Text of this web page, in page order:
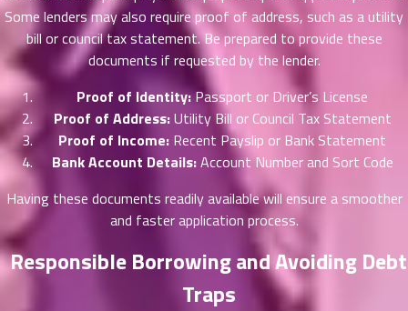
Some lenders may also require proof of address, such as a utility
bill or council tax statement. Be prepared to provide these
documents if requested by the lender.
Proof of Identity:Passport or Driver’s License
Proof of Address:Utility Bill or Council Tax Statement
Proof of Income: Recent Payslip or Bank Statement
Bank Account Details:Account Number and Sort Code
Having these documents readily available will ensure a smoother
and faster application process.
Responsible Borrowing and Avoiding Debt
Traps
ที่
น
57
ตอน
น
58
ตอน
ที่
น
59
ตอน
ที่
น